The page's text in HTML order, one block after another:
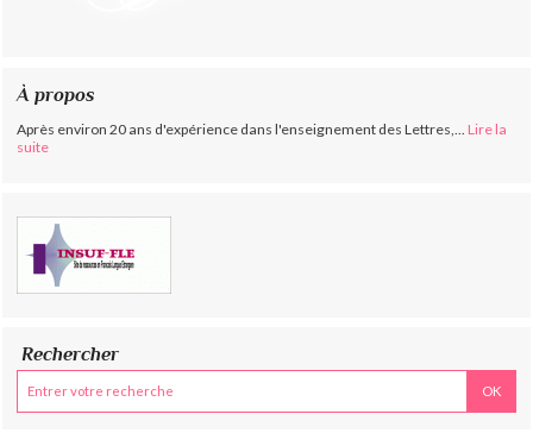
À propos
Après environ 20 ans d'expérience dans l'enseignement des Lettres,... Lire la
suite
Rechercher